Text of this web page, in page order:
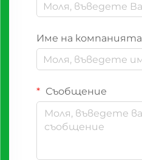
Име на компанията
Съобщение